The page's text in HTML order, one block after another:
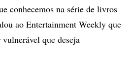
conhecemos na série de livros
ao Entertainment Weekly que
que deseja